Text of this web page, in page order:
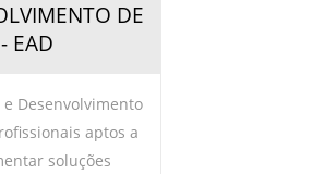
DE
EAD
Desenvolvimento
aptos a
soluções